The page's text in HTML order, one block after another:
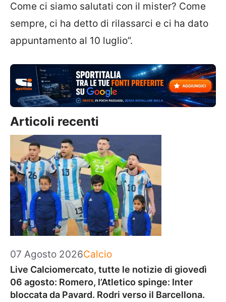
Come ci siamo salutati con il mister? Come
sempre, ci ha detto di rilassarci e ci ha dato
appuntamento al 10 luglio”.
Articoli recenti
07 Agosto 2026Categorie
Calcio
Live Calciomercato, tutte le notizie di giovedì
06 agosto: Romero, l’Atletico spinge: Inter
bloccata da Pavard. Rodri verso il Barcellona.